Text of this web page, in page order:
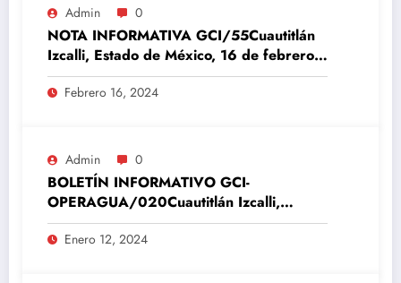
Admin 0
NOTA INFORMATIVA GCI/55Cuautitlán
Izcalli, Estado de México, 16 de febrero
del 2024
Febrero 16, 2024
Admin 0
BOLETÍN INFORMATIVO GCI-
OPERAGUA/020Cuautitlán Izcalli,
Estado de México, 12 de enero del 2024
Enero 12, 2024